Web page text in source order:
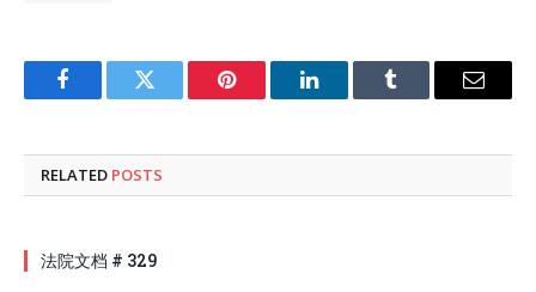
FacebookTwitter Pinterest LinkedInTumblr Email
RELATED POSTS
法院文档 # 329